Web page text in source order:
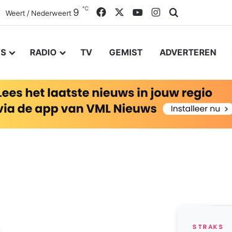
Weert / Nederweert 9 ℃ FacebookYouTubeInstagram
RADIO TV GEMIST ADVERTEREN
STRAKS